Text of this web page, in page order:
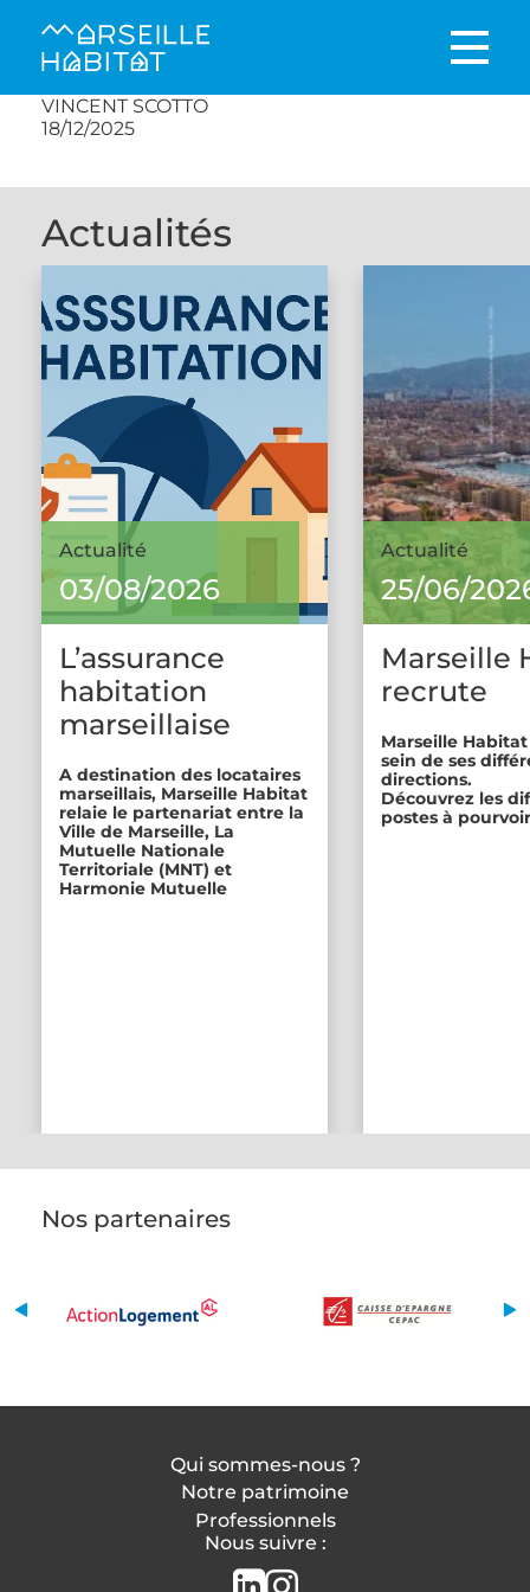
VINCENT SCOTTO
18/12/2025
Actualités
Actualité
03/08/2026
L’assurance
habitation
marseillaise
A destination des locataires
marseillais, Marseille Habitat
relaie le partenariat entre la
Ville de Marseille, La
Mutuelle Nationale
Territoriale (MNT) et
Harmonie Mutuelle
Actualité
25/06/
Marseille
recrute
Marseille
sein de ses
directions.
Découvrez les
postes à
Nos partenaires
Qui sommes-nous ?
Notre patrimoine
Professionnels
Nous suivre :